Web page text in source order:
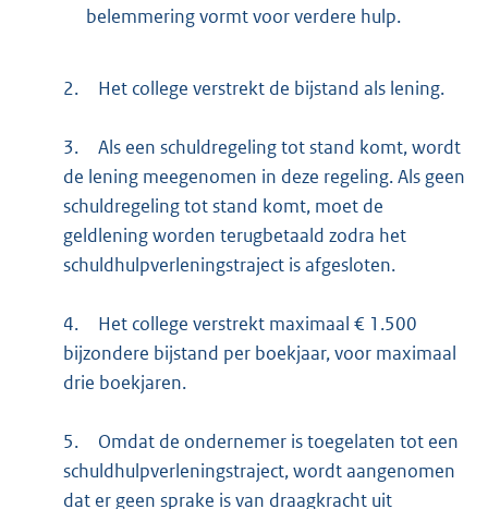
belemmering vormt voor verdere hulp.
2. Het college verstrekt de bijstand als lening.
3.
Als een schuldregeling tot stand komt, wordt
de lening meegenomen in deze regeling. Als geen
schuldregeling tot stand komt, moet de
geldlening worden terugbetaald zodra het
schuldhulpverleningstraject is afgesloten.
4.
Het college verstrekt maximaal € 1.500
bijzondere bijstand per boekjaar, voor maximaal
drie boekjaren.
5.
Omdat de ondernemer is toegelaten tot een
schuldhulpverleningstraject, wordt aangenomen
dat er geen sprake is van draagkracht uit